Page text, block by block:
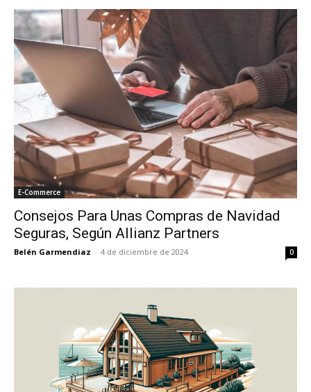
E-Commerce
Consejos Para Unas Compras de Navidad
Seguras, Según Allianz Partners
Belén Garmendiaz - 4 de diciembre de 2024 0